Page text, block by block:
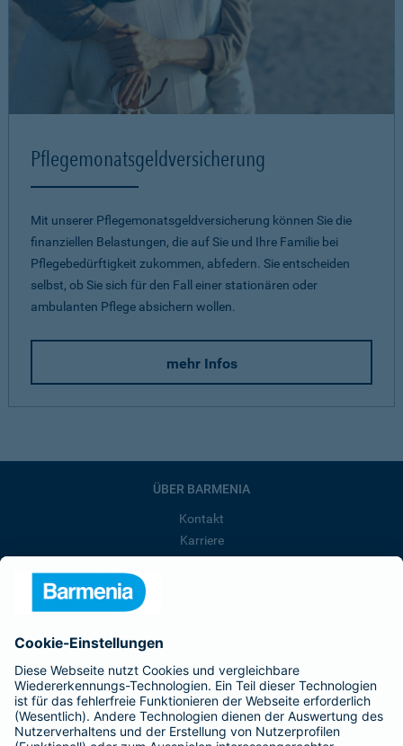
Pflegemonatsgeld­versicherung
Mit unserer Pflegemonatsgeld­versicherung können Sie die
finanziellen Belastungen, die auf Sie und Ihre Familie bei
Pflegebedürftigkeit zukommen, abfedern. Sie entscheiden
selbst, ob Sie sich für den Fall einer stationären oder
ambulanten Pflege absichern wollen.
mehr Infos
ÜBER BARMENIA
Kontakt
Karriere
Barmenia ist Teil der BarmeniaGothaer
BELIEBTE SEITEN
Kranken-Zusatzversicherung
Tierversicherungen